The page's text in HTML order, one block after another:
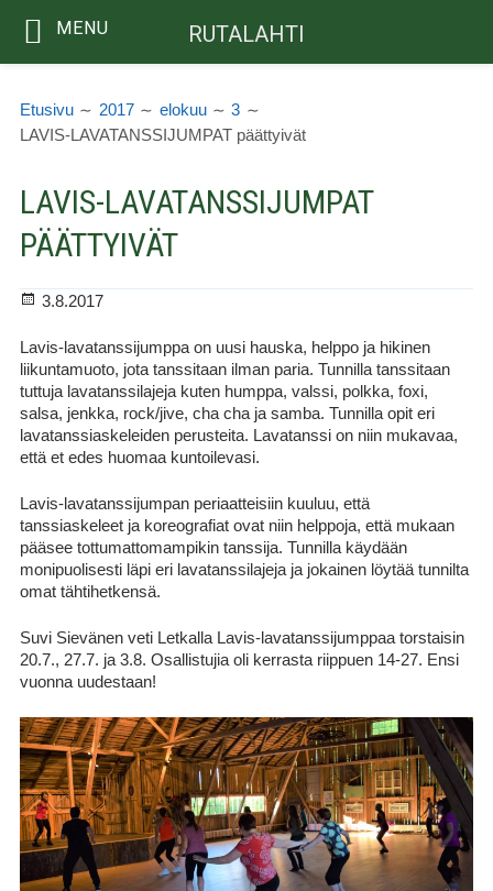
sisältöön
Etusivu 2017 elokuu
3
LAVIS-LAVATANSSIJUMPAT päättyivät
LAVIS-LAVATANSSIJUMPAT
PÄÄTTYIVÄT
Julkaistu
3.8.2017
Lavis-lavatanssijumppa on uusi hauska, helppo ja hikinen
liikuntamuoto, jota tanssitaan ilman paria. Tunnilla tanssitaan
tuttuja lavatanssilajeja kuten humppa, valssi, polkka, foxi,
salsa, jenkka, rock/jive, cha cha ja samba. Tunnilla opit eri
lavatanssiaskeleiden perusteita. Lavatanssi on niin mukavaa,
että et edes huomaa kuntoilevasi.
Lavis-lavatanssijumpan periaatteisiin kuuluu, että
tanssiaskeleet ja koreografiat ovat niin helppoja, että mukaan
pääsee tottumattomampikin tanssija. Tunnilla käydään
monipuolisesti läpi eri lavatanssilajeja ja jokainen löytää tunnilta
omat tähtihetkensä.
Suvi Sievänen veti Letkalla Lavis-lavatanssijumppaa torstaisin
20.7., 27.7. ja 3.8. Osallistujia oli kerrasta riippuen 14-27. Ensi
vuonna uudestaan!
MENU RUTALAHTI